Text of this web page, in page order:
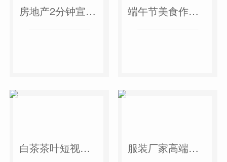
房地产2分钟宣传片 端午节美食作品短视频案例
白茶茶叶短视频作品 服装厂家高端短视频作品